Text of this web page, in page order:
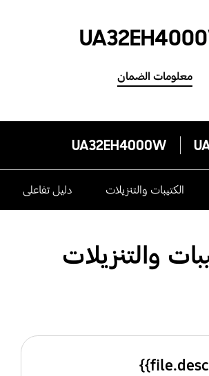
معلومات الضمان
UA32EH4000W
الكتيبات والتنزيلات دليل تفاعلى
والتنزيلات